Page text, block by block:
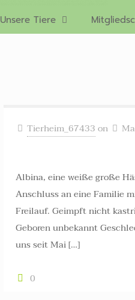
Unsere Tiere
Tierheim_67433on
Albina, eine weiße große
Anschluss an eine Familie
Freilauf. Geimpft nicht
Geboren unbekannt
uns seit Mai[…]
0